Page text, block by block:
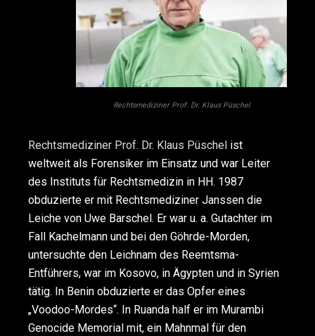
Rechtsmediziner Prof. Dr. Klaus Püschel
Rechtsmediziner Prof. Dr. Klaus Püschel ist
weltweit als Forensiker im Einsatz und war Leiter
des Instituts für Rechtsmedizin in HH. 1987
obduzierte er mit Rechtsmediziner Janssen die
Leiche von Uwe Barschel. Er war u. a. Gutachter im
Fall Kachelmann und bei den Göhrde-Morden,
untersuchte den Leichnam des Reemtsma-
Entführers, war im Kosovo, in Ägypten und in Syrien
tätig. In Benin obduzierte er das Opfer eines
„Voodoo-Mordes“. In Ruanda half er im Murambi
Genocide Memorial mit, ein Mahnmal für den